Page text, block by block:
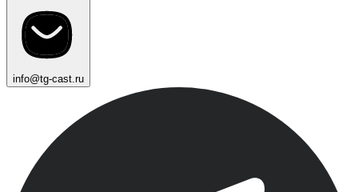
info@tg-cast.ru